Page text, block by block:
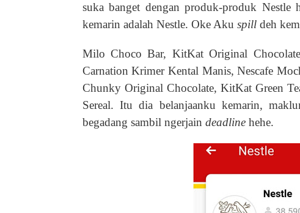
suka banget dengan produk-produk
kemarin adalah Nestle. Oke Aku spilldeh
Milo Choco Bar, KitKat Original
Carnation Krimer Kental Manis, Nescafe
Chunky Original Chocolate, KitKat Green
Sereal. Itu dia belanjaanku kemarin,
begadang sambil ngerjain deadlinehehe.